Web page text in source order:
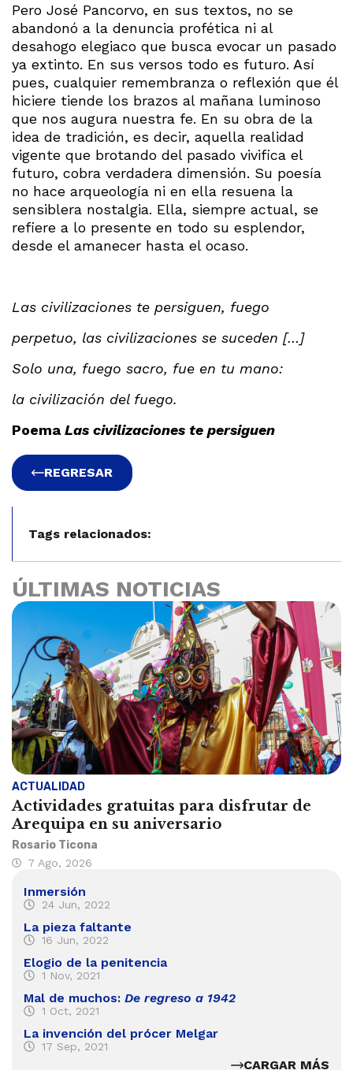
Pero José Pancorvo, en sus textos, no se
abandonó a la denuncia profética ni al
desahogo elegiaco que busca evocar un pasado
ya extinto. En sus versos todo es futuro. Así
pues, cualquier remembranza o reflexión que él
hiciere tiende los brazos al mañana luminoso
que nos augura nuestra fe. En su obra de la
idea de tradición, es decir, aquella realidad
vigente que brotando del pasado vivifica el
futuro, cobra verdadera dimensión. Su poesía
no hace arqueología ni en ella resuena la
sensiblera nostalgia. Ella, siempre actual, se
refiere a lo presente en todo su esplendor,
desde el amanecer hasta el ocaso.
Las civilizaciones te persiguen, fuego
perpetuo, las civilizaciones se suceden […]
Solo una, fuego sacro, fue en tu mano:
la civilización del fuego.
Poema Las civilizaciones te persiguen
REGRESAR
Tags relacionados:
ÚLTIMAS NOTICIAS
ACTUALIDAD
Actividades gratuitas para disfrutar de
Arequipa en su aniversario
Rosario Ticona
7 Ago, 2026
Inmersión
24 Jun, 2022
La pieza faltante
16 Jun, 2022
Elogio de la penitencia
1 Nov, 2021
Mal de muchos: De regreso a 1942
1 Oct, 2021
La invención del prócer Melgar
17 Sep, 2021
CARGAR MÁS